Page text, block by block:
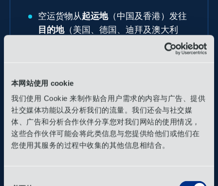
本网站使用 cookie
我们使用 Cookie 来制作贴合用户需求的内容与广告、提供
社交媒体功能以及分析我们的流量。我们还会与社交媒
体、广告和分析合作伙伴分享您对我们网站的使用情况，
这些合作伙伴可能会将此类信息与您提供给他们或他们在
您使用其服务的过程中收集的其他信息相结合。
空运货物从起运地（中国及香港）发往
目的地（美国、德国、迪拜及澳大利
理。
跨境海关清关及报关代理服务
客户内部相关方在货物起运后无法实时追踪
运输状态，因此OIA团队保持持续联络，通